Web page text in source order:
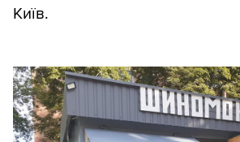
Київ.